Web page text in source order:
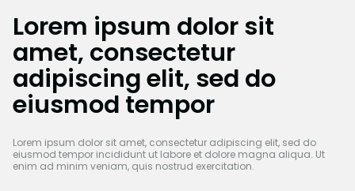
Lorem ipsum dolor sit
amet, consectetur
adipiscing elit, sed do
eiusmod tempor
Lorem ipsum dolor sit amet, consectetur adipiscing elit, sed do
eiusmod tempor incididunt ut labore et dolore magna aliqua. Ut
enim ad minim veniam, quis nostrud exercitation.